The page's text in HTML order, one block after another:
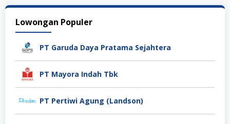
Lowongan Populer
PT Garuda Daya Pratama Sejahtera
PT Mayora Indah Tbk
PT Pertiwi Agung (Landson)